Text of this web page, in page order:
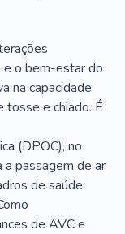
e o bem-estar do
na capacidade
tosse e chiado. É
(DPOC), no
a passagem de ar
de saúde
de AVC e